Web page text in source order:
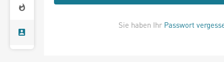
Sie haben Ihr Passwort